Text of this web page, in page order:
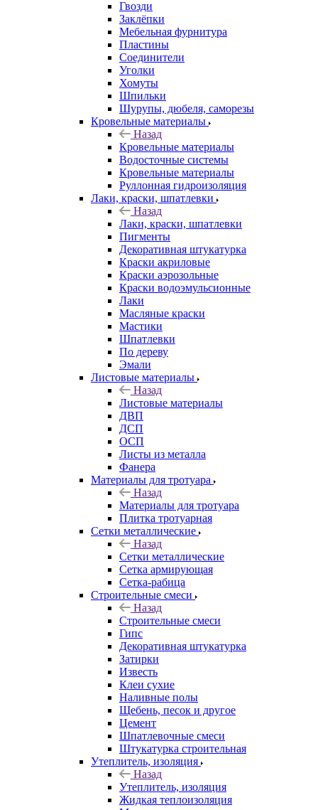
Гвозди
Заклёпки
Мебельная фурнитура
Пластины
Соединители
Уголки
Хомуты
Шпильки
Шурупы, дюбеля, саморезы
Кровельные материалы
Назад
Кровельные материалы
Водосточные системы
Кровельные материалы
Руллонная гидроизоляция
Лаки, краски, шпатлевки
Назад
Лаки, краски, шпатлевки
Пигменты
Декоративная штукатурка
Краски акриловые
Краски аэрозольные
Краски водоэмульсионные
Лаки
Масляные краски
Мастики
Шпатлевки
По дереву
Эмали
Листовые материалы
Назад
Листовые материалы
ДВП
ДСП
ОСП
Листы из металла
Фанера
Материалы для тротуара
Назад
Материалы для тротуара
Плитка тротуарная
Сетки металлические
Назад
Сетки металлические
Сетка армирующая
Сетка-рабица
Строительные смеси
Назад
Строительные смеси
Гипс
Декоративная штукатурка
Затирки
Известь
Клеи сухие
Наливные полы
Щебень, песок и другое
Цемент
Шпатлевочные смеси
Штукатурка строительная
Утеплитель, изоляция
Назад
Утеплитель, изоляция
Жидкая теплоизоляция